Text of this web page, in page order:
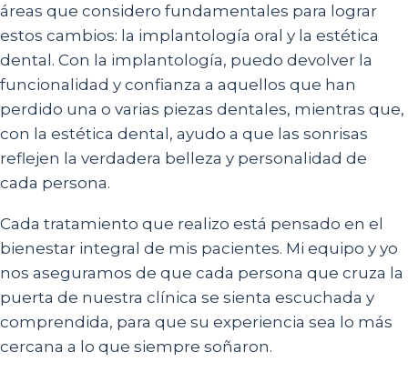
áreas que considero fundamentales para lograr
estos cambios: la implantología oral y la estética
dental. Con la implantología, puedo devolver la
funcionalidad y confianza a aquellos que han
perdido una o varias piezas dentales, mientras que,
con la estética dental, ayudo a que las sonrisas
reflejen la verdadera belleza y personalidad de
cada persona.
Cada tratamiento que realizo está pensado en el
bienestar integral de mis pacientes. Mi equipo y yo
nos aseguramos de que cada persona que cruza la
puerta de nuestra clínica se sienta escuchada y
comprendida, para que su experiencia sea lo más
cercana a lo que siempre soñaron.